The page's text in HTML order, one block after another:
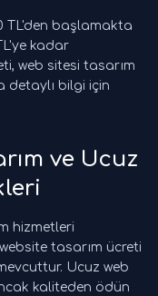
TL'den başlamakta
kadar
web sitesi tasarım
detaylı bilgi için
ve Ucuz
hizmetleri
tasarım ücreti
Ucuz web
kaliteden ödün